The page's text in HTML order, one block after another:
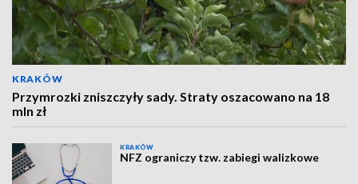
KRAKÓW
Przymrozki zniszczyły sady. Straty oszacowano na 18
mln zł
KRAKÓW
NFZ ograniczy tzw. zabiegi walizkowe